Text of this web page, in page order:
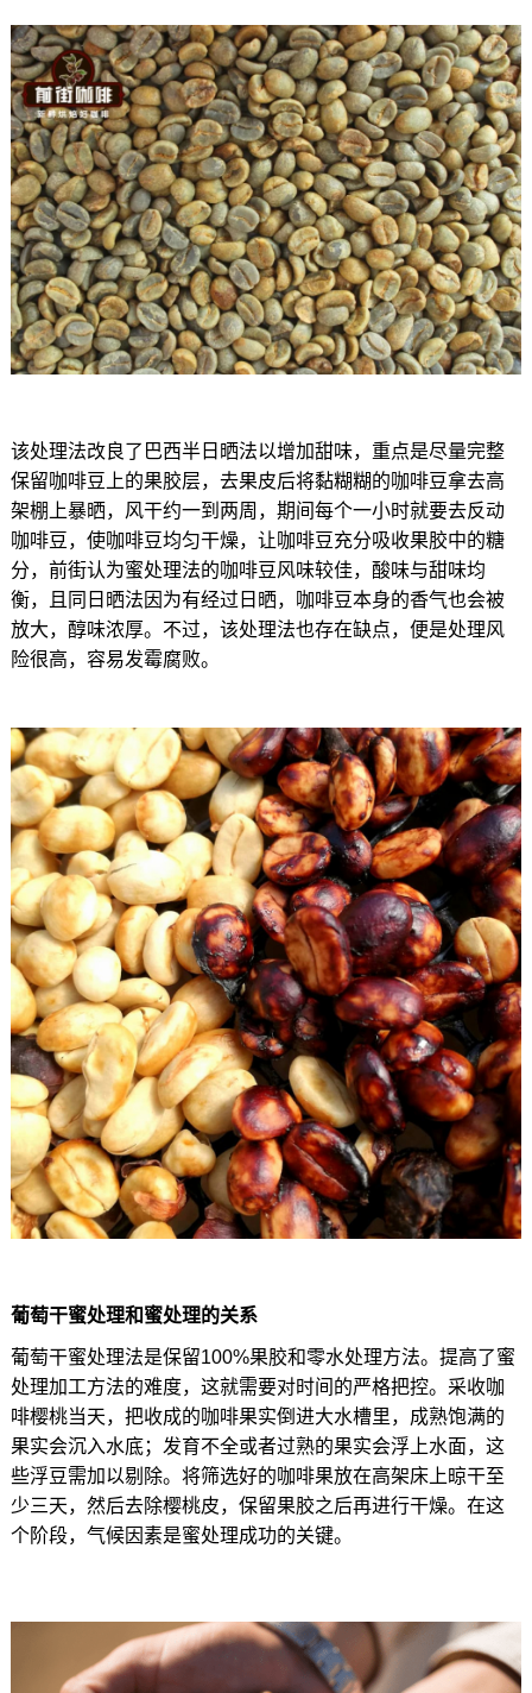
该处理法改良了巴西半日晒法以增加甜味，重点是尽量完整
保留咖啡豆上的果胶层，去果皮后将黏糊糊的咖啡豆拿去高
架棚上暴晒，风干约一到两周，期间每个一小时就要去反动
咖啡豆，使咖啡豆均匀干燥，让咖啡豆充分吸收果胶中的糖
分，前街认为蜜处理法的咖啡豆风味较佳，酸味与甜味均
衡，且同日晒法因为有经过日晒，咖啡豆本身的香气也会被
放大，醇味浓厚。不过，该处理法也存在缺点，便是处理风
险很高，容易发霉腐败。
葡萄干蜜处理和蜜处理的关系
葡萄干蜜处理法是保留100%果胶和零水处理方法。提高了蜜
处理加工方法的难度，这就需要对时间的严格把控。采收咖
啡樱桃当天，把收成的咖啡果实倒进大水槽里，成熟饱满的
果实会沉入水底；发育不全或者过熟的果实会浮上水面，这
些浮豆需加以剔除。将筛选好的咖啡果放在高架床上晾干至
少三天，然后去除樱桃皮，保留果胶之后再进行干燥。在这
个阶段，气候因素是蜜处理成功的关键。